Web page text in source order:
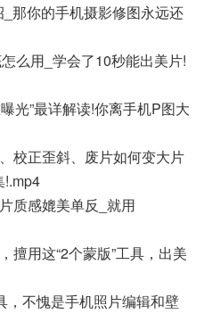
那你的手机摄影修图永远还
么用_学会了10秒能出美片!
光”最详解读!你离手机P图大
校正歪斜、废片如何变大片
!.mp4
质感媲美单反_就用
擅用这“2个蒙版”工具，出美
，不愧是手机照片编辑和壁